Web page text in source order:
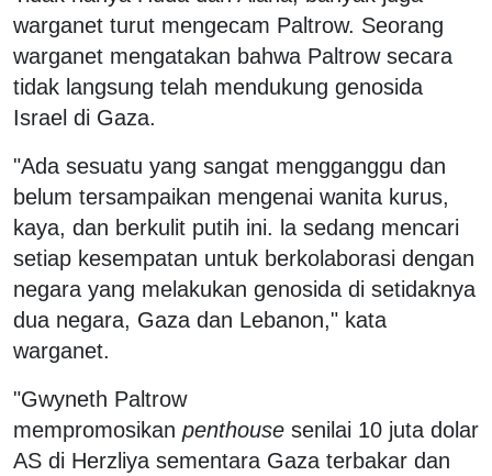
warganet turut mengecam Paltrow. Seorang
warganet mengatakan bahwa Paltrow secara
tidak langsung telah mendukung genosida
Israel di Gaza.
"Ada sesuatu yang sangat mengganggu dan
belum tersampaikan mengenai wanita kurus,
kaya, dan berkulit putih ini. la sedang mencari
setiap kesempatan untuk berkolaborasi dengan
negara yang melakukan genosida di setidaknya
dua negara, Gaza dan Lebanon," kata
warganet.
"Gwyneth Paltrow
mempromosikan penthouse senilai 10 juta dolar
AS di Herzliya sementara Gaza terbakar dan